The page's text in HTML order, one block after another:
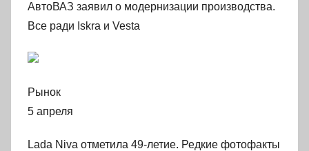
АвтоВАЗ заявил о модернизации производства.
Все ради Iskra и Vesta
Рынок
5 апреля
Lada Niva отметила 49-летие. Редкие фотофакты